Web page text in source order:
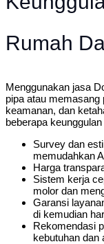
Rumah
Menggunakan jasa
pipa atau
keamanan, dan
beberapa
Survey dan
memudahkan
Harga
Sistem kerja
molor dan
Garansi
di kemudian
Rekomendasi
kebutuhan dan